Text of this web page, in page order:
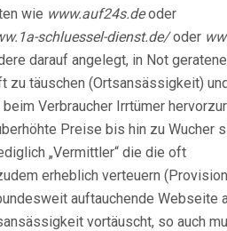
wie www.auf24s.deoder
schluessel-dienst.de/oder
darauf angelegt, in Not
zu täuschen (Ortsansässigkeit)
Verbraucher Irrtümer
Preise bis hin zu Wucher
„Vermittler“ die die oft
erheblich verteuern
auftauchende Webseite
vortäuscht, so auch